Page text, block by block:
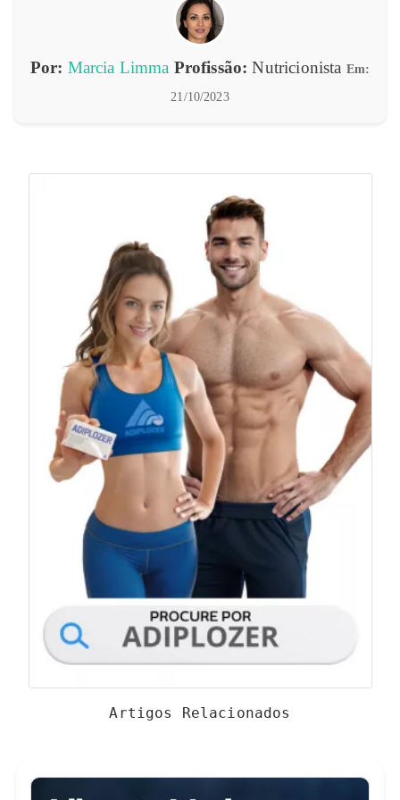
Por: Marcia Limma Profissão: Nutricionista Em:
21/10/2023
Artigos Relacionados